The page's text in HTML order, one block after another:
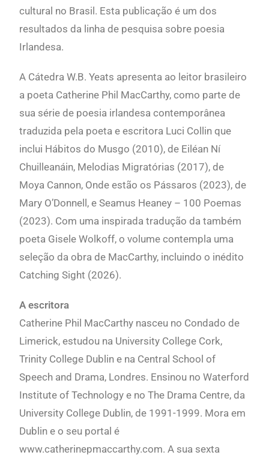
cultural no Brasil. Esta publicação é um dos
resultados da linha de pesquisa sobre poesia
Irlandesa.
A Cátedra W.B. Yeats apresenta ao leitor brasileiro
a poeta Catherine Phil MacCarthy, como parte de
sua série de poesia irlandesa contemporânea
traduzida pela poeta e escritora Luci Collin que
inclui Hábitos do Musgo (2010), de Eiléan Ní
Chuilleanáin, Melodias Migratórias (2017), de
Moya Cannon, Onde estão os Pássaros (2023), de
Mary O’Donnell, eSeamus Heaney – 100 Poemas
(2023). Com uma inspirada tradução da também
poeta Gisele Wolkoff, o volume contempla uma
seleção da obra de MacCarthy, incluindo o inédito
Catching Sight (2026).
A escritora
Catherine Phil MacCarthy nasceu no Condado de
Limerick, estudou na University College Cork,
Trinity College Dublin e na Central School of
Speech and Drama, Londres. Ensinou no Waterford
Institute of Technology e no The Drama Centre, da
University College Dublin, de 1991-1999. Mora em
Dublin e o seu portal é
www.catherinepmaccarthy.com. A sua sexta